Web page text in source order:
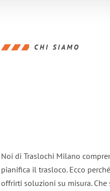
CHI SIAMO
Noi di Traslochi Milano
pianifica il trasloco. Ecco
offrirti soluzioni su misura.